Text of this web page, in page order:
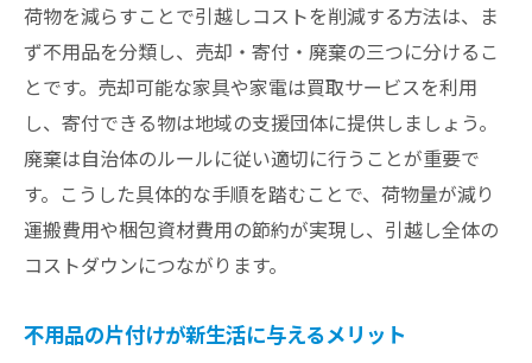
荷物を減らすことで引越しコストを削減する方法は、ま
ず不用品を分類し、売却・寄付・廃棄の三つに分けるこ
とです。売却可能な家具や家電は買取サービスを利用
し、寄付できる物は地域の支援団体に提供しましょう。
廃棄は自治体のルールに従い適切に行うことが重要で
す。こうした具体的な手順を踏むことで、荷物量が減り
運搬費用や梱包資材費用の節約が実現し、引越し全体の
コストダウンにつながります。
不用品の片付けが新生活に与えるメリット